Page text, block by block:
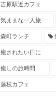
吉原駅近カフェ
気ままな一人旅
森町ランチ
癒されたい日に
癒しの旅時間
藤枝カフェ